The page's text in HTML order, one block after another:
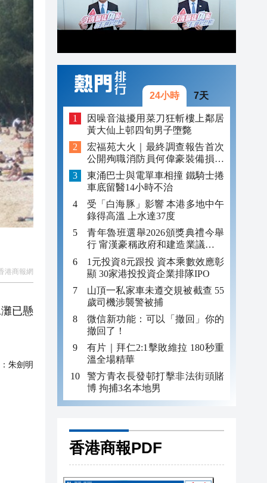
港商報網
已懸
朱劍明
24小時 7天
因噪音滋擾用菜刀狂斬樓上鄰居
黃大仙上邨四旬男子墮斃
宏福苑大火｜最終調查報告首次
公開殉職消防員何偉豪裝備損毀
照片
東涌巴士與電單車相撞 鐵騎士捲
車底留醫14小時不治
受「白海豚」影響 本港多地中午
錄得高溫 上水達37度
青年魯班選舉2026頒獎典禮今舉
行 甯漢豪稱政府和建造業議會做
好培訓工作
1元投資8元跟投 資本乘數效應彰
顯 30家港投投資企業排隊IPO
山頂一私家車未遵交規被截查 55
歲司機涉襲警被捕
微信新功能：可以「撤回」你的
撤回了！
有片｜拜仁2:1擊敗維拉 180秒重
溫全場精華
警方青衣長發邨打擊非法街頭賭
博 拘捕3名本地男
香港商報PDF